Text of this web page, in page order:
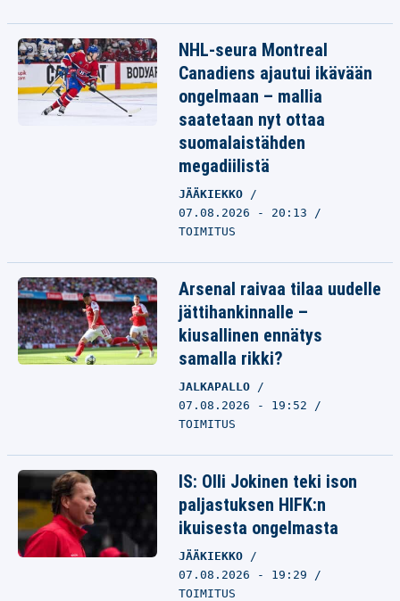
NHL-seura Montreal
Canadiens ajautui ikävään
ongelmaan – mallia
saatetaan nyt ottaa
suomalaistähden
megadiilistä
JÄÄKIEKKO
07.08.2026 - 20:13
TOIMITUS
Arsenal raivaa tilaa uudelle
jättihankinnalle –
kiusallinen ennätys
samalla rikki?
JALKAPALLO
07.08.2026 - 19:52
TOIMITUS
IS: Olli Jokinen teki ison
paljastuksen HIFK:n
ikuisesta ongelmasta
JÄÄKIEKKO
07.08.2026 - 19:29
TOIMITUS